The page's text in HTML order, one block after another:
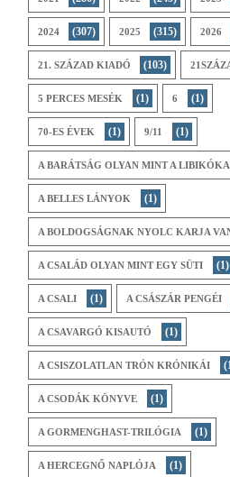
2024 (307) 2025 (315) 2026
21. SZÁZAD KIADÓ (103)
5 PERCES MESÉK (1) 6 (1)
70-ES ÉVEK (1) 9/11 (1)
A BARÁTSÁG OLYAN MINT A LIBIKÓKA
A BELLES LÁNYOK (1)
A BOLDOGSÁGNAK NYOLC KARJA
A CSALÁD OLYAN MINT EGY SÜTI (1)
A CSALI (1) A CSÁSZÁR PENGÉI
A CSAVARGÓ KISAUTÓ (1)
A CSISZOLATLAN TRÓN KRÓNIKÁI
A CSODÁK KÖNYVE (1)
A GORMENGHAST-TRILÓGIA (1)
A HERCEGNŐ NAPLÓJA (1)